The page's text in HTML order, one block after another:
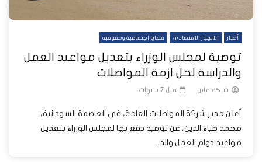
أخبار الانهيار الاقتصادي قضايا إجتماعية وحقوقية
توصية لمجلس الوزراء بتعديل مواعيد العمل
والدراسة لحل ازمة المواصلات
شبكة عاين قبل 7 سنوات
أعلن مدير شركة المواصلات العامة، في العاصمة السودانية،
محمد ضياء الدين، عن توصية دفع بها لمجلس الوزراء بتعديل
مواعيد دوام العمل والد...